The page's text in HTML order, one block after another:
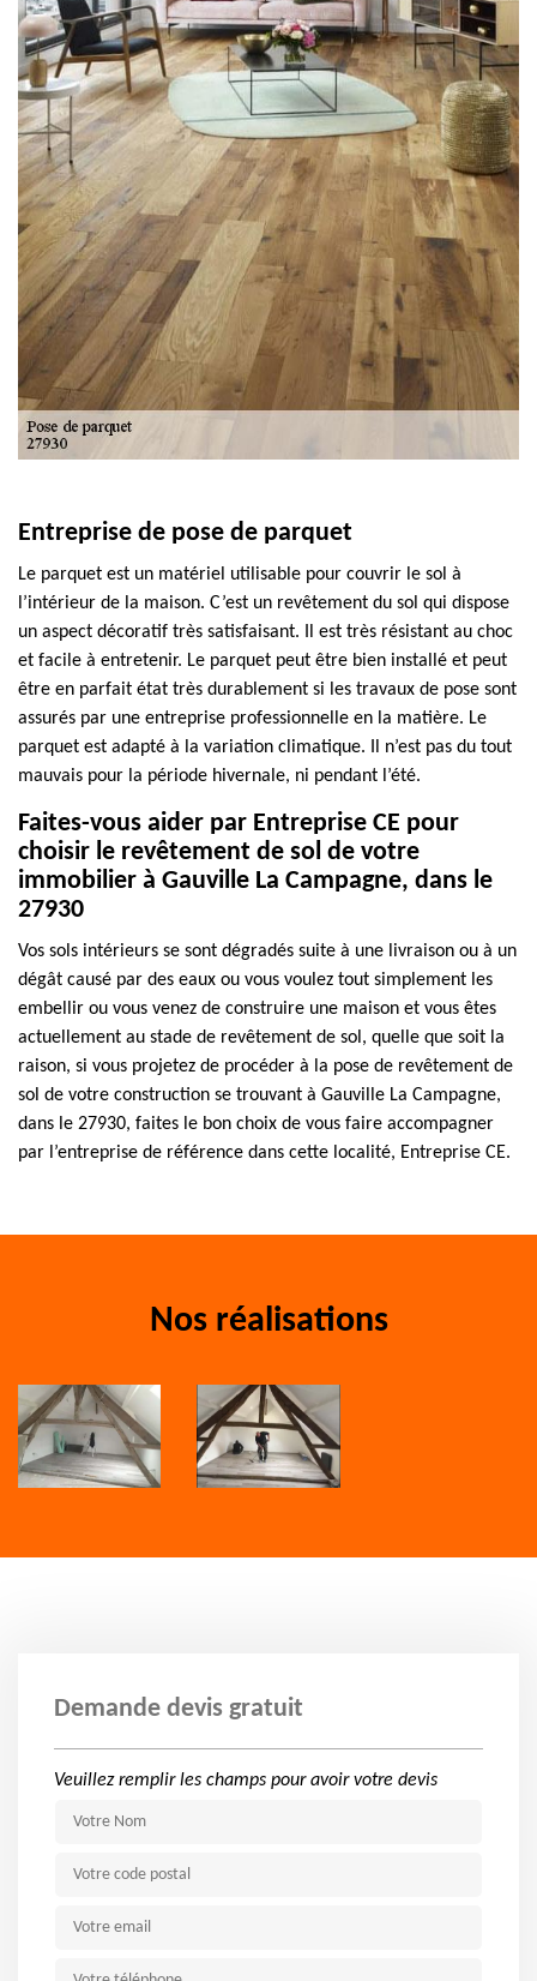
Entreprise de pose de parquet
Le parquet est un matériel utilisable pour couvrir le sol à
l’intérieur de la maison. C’est un revêtement du sol qui dispose
un aspect décoratif très satisfaisant. Il est très résistant au choc
et facile à entretenir. Le parquet peut être bien installé et peut
être en parfait état très durablement si les travaux de pose sont
assurés par une entreprise professionnelle en la matière. Le
parquet est adapté à la variation climatique. Il n’est pas du tout
mauvais pour la période hivernale, ni pendant l’été.
Faites-vous aider par Entreprise CE pour
choisir le revêtement de sol de votre
immobilier à Gauville La Campagne, dans le
27930
Vos sols intérieurs se sont dégradés suite à une livraison ou à un
dégât causé par des eaux ou vous voulez tout simplement les
embellir ou vous venez de construire une maison et vous êtes
actuellement au stade de revêtement de sol, quelle que soit la
raison, si vous projetez de procéder à la pose de revêtement de
sol de votre construction se trouvant à Gauville La Campagne,
dans le 27930, faites le bon choix de vous faire accompagner
par l’entreprise de référence dans cette localité, Entreprise CE.
Nos réalisations
Demande devis gratuit
Veuillez remplir les champs pour avoir votre devis